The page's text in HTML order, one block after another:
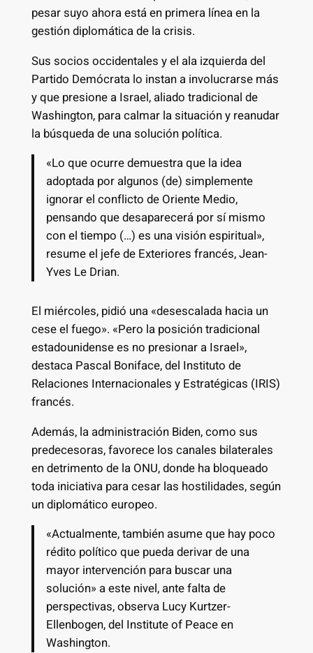
pesar suyo ahora está en primera línea en la
gestión diplomática de la crisis.
Sus socios occidentales y el ala izquierda del
Partido Demócrata lo instan a involucrarse más
y que presione a Israel, aliado tradicional de
Washington, para calmar la situación y reanudar
la búsqueda de una solución política.
«Lo que ocurre demuestra que la idea
adoptada por algunos (de) simplemente
ignorar el conflicto de Oriente Medio,
pensando que desaparecerá por sí mismo
con el tiempo (…) es una visión espiritual»,
resume el jefe de Exteriores francés, Jean-
Yves Le Drian.
El miércoles, pidió una «desescalada hacia un
cese el fuego». «Pero la posición tradicional
estadounidense es no presionar a Israel»,
destaca Pascal Boniface, del Instituto de
Relaciones Internacionales y Estratégicas (IRIS)
francés.
Además, la administración Biden, como sus
predecesoras, favorece los canales bilaterales
en detrimento de la ONU, donde ha bloqueado
toda iniciativa para cesar las hostilidades, según
un diplomático europeo.
«Actualmente, también asume que hay poco
rédito político que pueda derivar de una
mayor intervención para buscar una
solución» a este nivel, ante falta de
perspectivas, observa Lucy Kurtzer-
Ellenbogen, del Institute of Peace en
Washington.